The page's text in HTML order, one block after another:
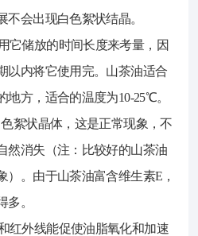
不会出现白色絮状结晶。
它储放的时间长度来考量，因
以内将它使用完。山茶油适合
方，适合的温度为10-25℃。
絮状晶体，这是正常现象，不
然消失（注：比较好的山茶油
）。由于山茶油富含维生素E，
多。
红外线能促使油脂氧化和加速